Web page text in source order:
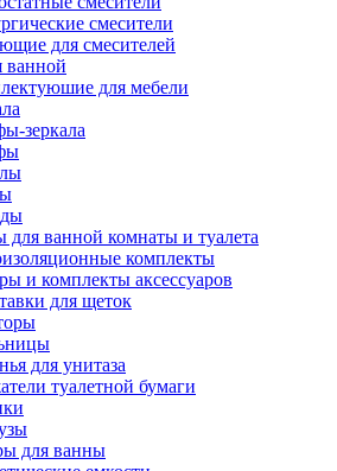
смесители
для смесителей
ванной
для мебели
зеркала
для ванной комнаты и туалета
комплекты
и комплекты аксессуаров
для щеток
для унитаза
туалетной бумаги
для ванны